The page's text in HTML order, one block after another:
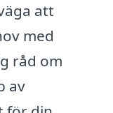
att
med
råd om
av